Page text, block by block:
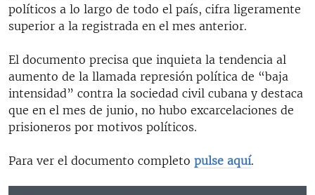
políticos a lo largo de todo el país, cifra ligeramente
superior a la registrada en el mes anterior.
El documento precisa que inquieta la tendencia al
aumento de la llamada represión política de “baja
intensidad” contra la sociedad civil cubana y destaca
que en el mes de junio, no hubo excarcelaciones de
prisioneros por motivos políticos.
Para ver el documento completo pulse aquí.